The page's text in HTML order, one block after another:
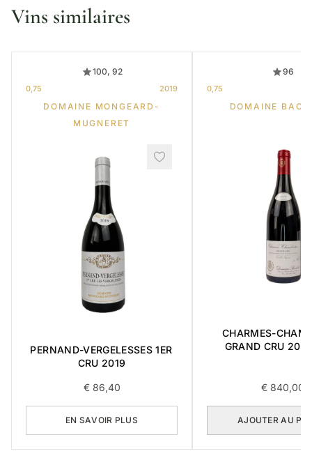
Vins similaires
100, 92
0,75 2019
DOMAINE MONGEARD-
MUGNERET
PERNAND-VERGELESSES 1ER
CRU 2019
€86,40
EN SAVOIR PLUS
96
0,75
DOMAINE
CHARMES-
GRAND CRU
€ 840,00
AJOUTER AU